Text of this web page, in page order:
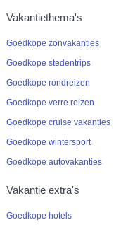
Vakantiethema's
Goedkope zonvakanties
Goedkope stedentrips
Goedkope rondreizen
Goedkope verre reizen
Goedkope cruise vakanties
Goedkope wintersport
Goedkope autovakanties
Vakantie extra's
Goedkope hotels